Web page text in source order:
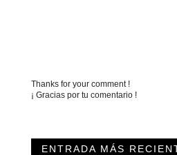
Thanks for your comment !
¡ Gracias por tu comentario !
ENTRADA MÁS